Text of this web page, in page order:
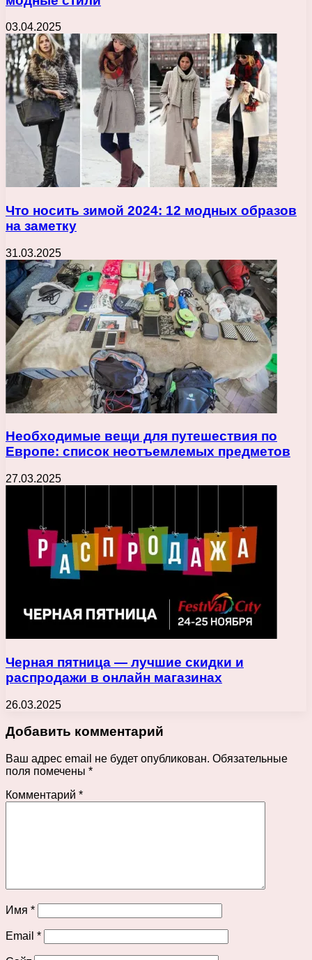
03.04.2025
Что носить зимой 2024: 12 модных образов
на заметку
31.03.2025
Необходимые вещи для путешествия по
Европе: список неотъемлемых предметов
27.03.2025
Черная пятница — лучшие скидки и
распродажи в онлайн магазинах
26.03.2025
Добавить комментарий
Ваш адрес email не будет опубликован. Обязательные
поля помечены *
Комментарий *
Имя *
Email *